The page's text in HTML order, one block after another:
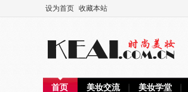
设为首页 收藏本站
首页 美妆交流 美妆学堂